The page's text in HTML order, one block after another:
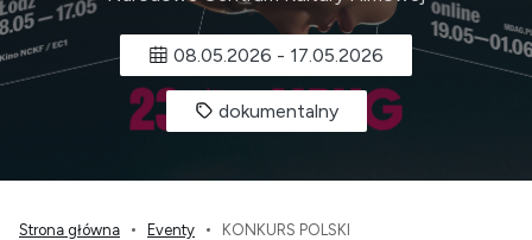
08.05.2026 - 17.05.2026
dokumentalny
Strona główna Eventy KONKURS POLSKI